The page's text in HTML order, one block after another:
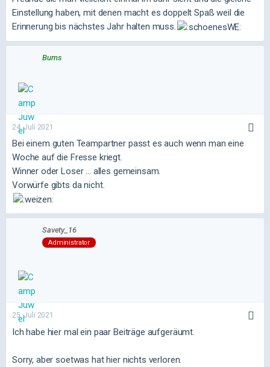
Einstellung haben, mit denen macht es doppelt Spaß weil die
Erinnerung bis nächstes Jahr halten muss.
Bums
24. Juli 2021
Bei einem guten Teampartner passt es auch wenn man eine
Woche auf die Fresse kriegt.
Winner oder Loser ... alles gemeinsam.
Vorwürfe gibts da nicht.
Savety_16
Administrator
25. Juli 2021
Ich habe hier mal ein paar Beiträge aufgeräumt.
Sorry, aber soetwas hat hier nichts verloren.